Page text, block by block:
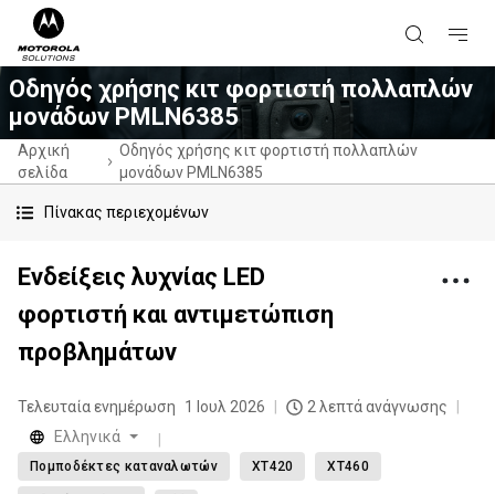
Οδηγός χρήσης κιτ φορτιστή πολλαπλών
μονάδων PMLN6385
Αρχική
σελίδα
Οδηγός χρήσης κιτ φορτιστή πολλαπλών
μονάδων PMLN6385
Πίνακας περιεχομένων
Ενδείξεις λυχνίας LED
φορτιστή και αντιμετώπιση
προβλημάτων
Τελευταία ενημέρωση 1 Ιουλ 2026
2 λεπτά ανάγνωσης
Eλληνικά
Πομποδέκτες καταναλωτών XT420 XT460